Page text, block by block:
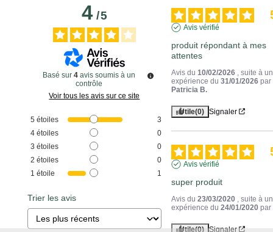
4/5
Basé sur 4 avis soumis à un
contrôle
Voir tous les avis sur ce site
5 étoiles
3
4 étoiles
0
3 étoiles
0
2 étoiles
0
1 étoile 1
Trier les avis
Avis vérifié
produit répondant à mes
attentes
Avis du 10/02/2026
, suite à
expérience du31/01/2026 par
Patricia B.
Utile(0) Signaler
Avis vérifié
super produit
Avis du23/03/2020
, suite à
expérience du24/01/2020 par
Utile(0) Signaler